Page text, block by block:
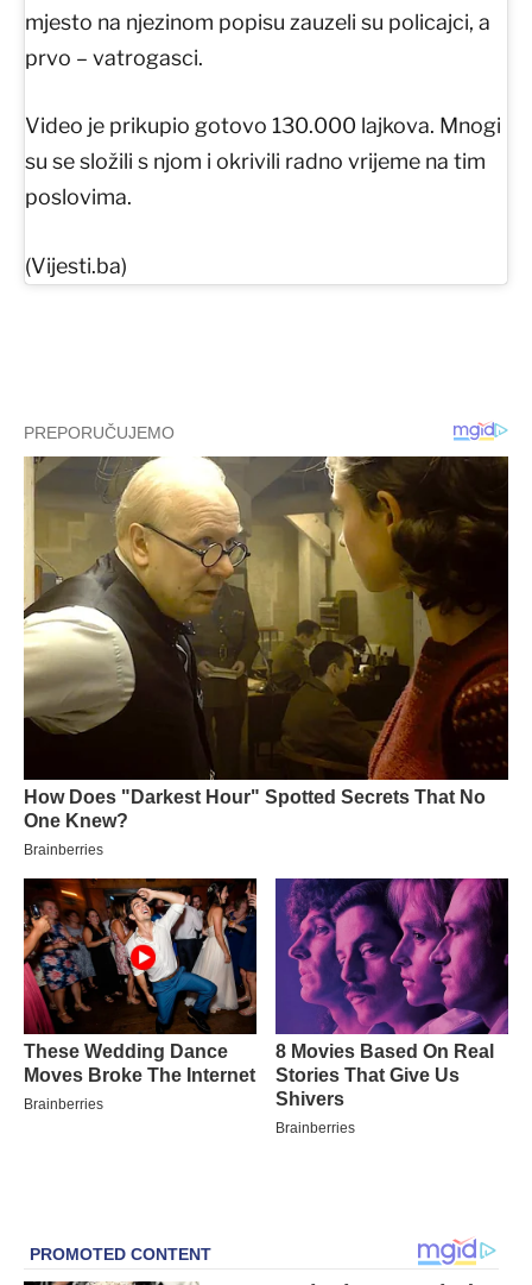
mjesto na njezinom popisu zauzeli su policajci, a
prvo – vatrogasci.
Video je prikupio gotovo 130.000 lajkova. Mnogi
su se složili s njom i okrivili radno vrijeme na tim
poslovima.
(Vijesti.ba)